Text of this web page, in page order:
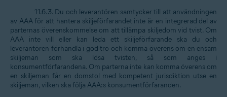
11.6.3. Du och leverantören samtycker till att användningen
av AAA för att hantera skiljeförfarandet inte är en integrerad del av
parternas överenskommelse om att tillämpa skiljedom vid tvist. Om
AAA inte vill eller kan leda ett skiljeförfarande ska du och
leverantören förhandla i god tro och komma överens om en ensam
skiljeman som ska lösa tvisten, så som anges i
konsumentförfarandena. Om parterna inte kan komma överens om
en skiljeman får en domstol med kompetent jurisdiktion utse en
skiljeman, vilken ska följa AAA:s konsumentförfaranden.